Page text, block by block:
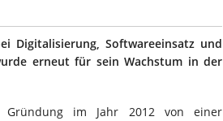
Digitalisierung, Softwareeinsatz und
erneut für sein Wachstum in der
im Jahr 2012 von einer